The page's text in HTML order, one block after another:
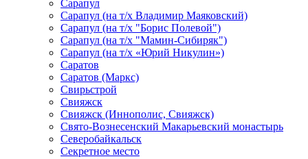
Сарапул
Сарапул (на т/х Владимир Маяковский)
Сарапул (на т/х "Борис Полевой")
Сарапул (на т/х "Мамин-Сибиряк")
Сарапул (на т/х «Юрий Никулин»)
Саратов
Саратов (Маркс)
Свирьстрой
Свияжск
Свияжск (Иннополис, Свияжск)
Свято-Вознесенский Макарьевский монастырь
Северобайкальск
Секретное место